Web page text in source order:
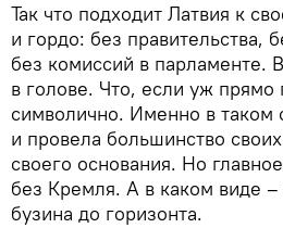
Так что подходит Латвия к
и гордо: без правительства,
без комиссий в парламенте.
в голове. Что, если уж прямо
символично. Именно в таком
и провела большинство
своего основания. Но
без Кремля. А в каком виде –
бузина до горизонта.